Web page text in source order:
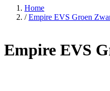
/ Empire EVS Groen Zwart